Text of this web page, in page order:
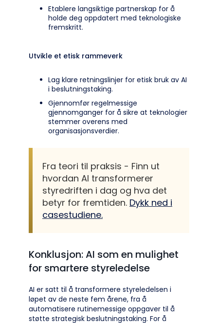
Etablere langsiktige partnerskap for å
holde deg oppdatert med teknologiske
fremskritt.
Utvikle et etisk rammeverk
Lag klare retningslinjer for etisk bruk av AI
i beslutningstaking.
Gjennomfør regelmessige
gjennomganger for å sikre at teknologier
stemmer overens med
organisasjonsverdier.
Fra teori til praksis - Finn ut
hvordan AI transformerer
styredriften i dag og hva det
betyr for fremtiden. Dykk ned i
casestudiene.
Konklusjon: AI som en mulighet
for smartere styreledelse
AI er satt til å transformere styreledelsen i
løpet av de neste fem årene, fra å
automatisere rutinemessige oppgaver til å
støtte strategisk beslutningstaking. For å